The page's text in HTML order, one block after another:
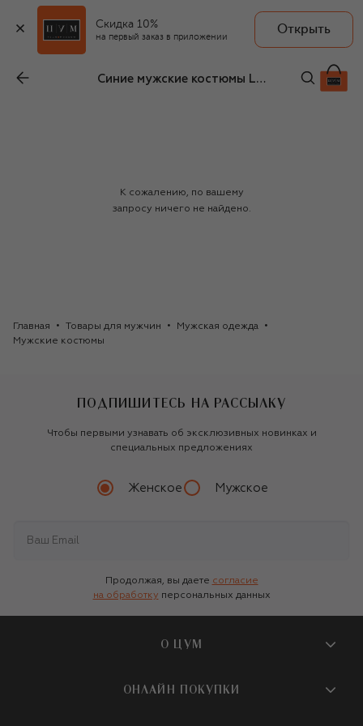
Скидка 10%
на первый заказ в приложении
Открыть
Синие мужские костюмы Loro Piana
К сожалению, по вашему
запросу ничего не найдено.
Главная Товары для мужчин
Мужская одежда
Мужские костюмы
ПОДПИШИТЕСЬ НА РАССЫЛКУ
Чтобы первыми узнавать об эксклюзивных новинках и
специальных предложениях
Женское Мужское
Продолжая, вы даете согласие
на обработку персональных данных
О ЦУМ
О магазине
ОНЛАЙН ПОКУПКИ